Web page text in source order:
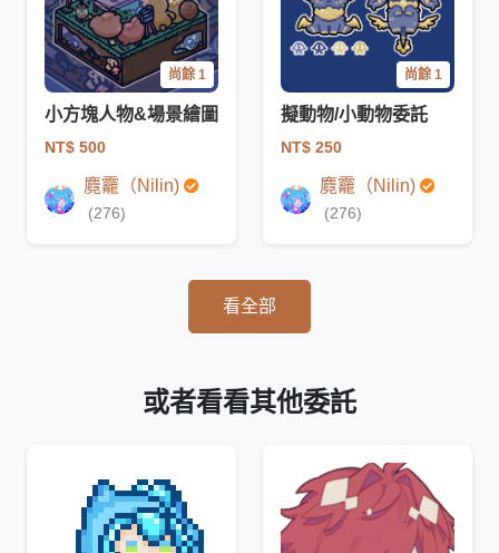
尚餘 1
小方塊人物&場景繪圖
NT$ 500
麑龗（Nilin)
(276)
尚餘 1
擬動物/小動物委託
NT$ 250
麑龗（Nilin)
(276)
看全部
或者看看其他委託